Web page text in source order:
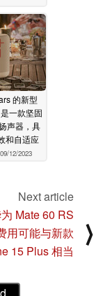
的新型
一款坚固
声器，具
和自适应
09/12/2023
Next article
Mate 60 RS
用可能与新款
15 Plus 相当
⟩